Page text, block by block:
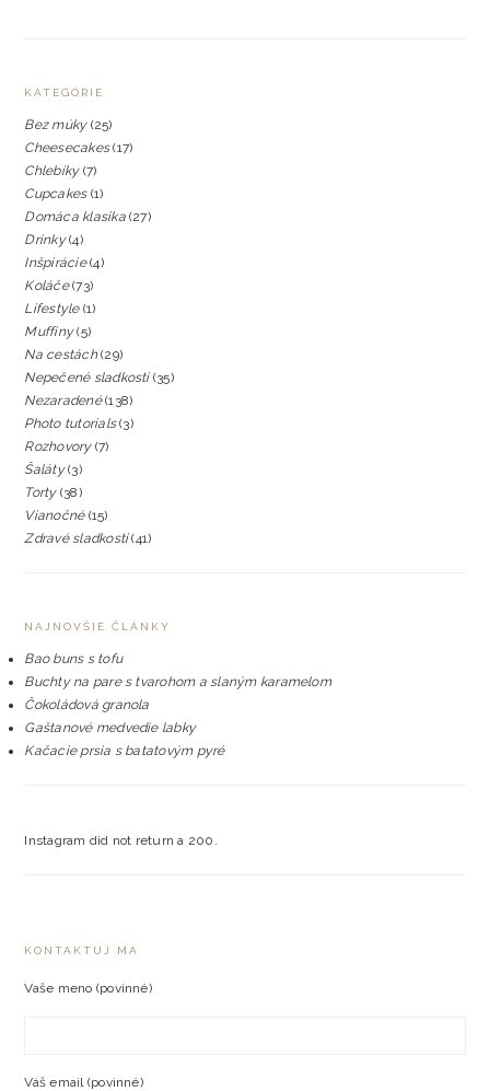
KATEGÓRIE
Bez múky(25)
Cheesecakes(17)
Chlebíky(7)
Cupcakes(1)
Domáca klasika(27)
Drinky(4)
Inšpirácie(4)
Koláče(73)
Lifestyle(1)
Muffiny(5)
Na cestách(29)
Nepečené sladkosti(35)
Nezaradené(138)
Photo tutorials(3)
Rozhovory(7)
Šaláty(3)
Torty(38)
Vianočné(15)
Zdravé sladkosti(41)
NAJNOVŠIE ČLÁNKY
Bao buns s tofu
Buchty na pare s tvarohom a slaným karamelom
Čokoládová granola
Gaštanové medvedie labky
Kačacie prsia s batatovým pyré
Instagram did not return a 200.
KONTAKTUJ MA
Vaše meno (povinné)
Váš email (povinné)